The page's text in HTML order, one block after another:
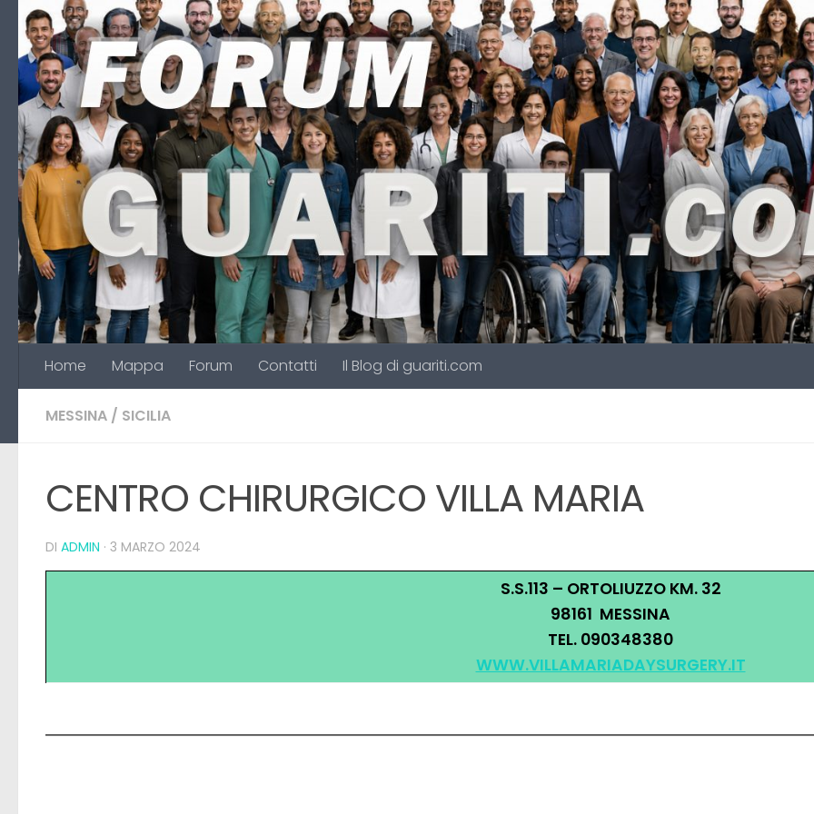
Salta al contenuto
Home Mappa Forum Contatti Il Blog di guariti.com
MESSINA / SICILIA
CENTRO CHIRURGICO VILLA MARIA
DI ADMIN · 3 MARZO 2024
S.S.113 – ORTOLIUZZO KM. 32
98161 MESSINA
TEL. 090348380
WWW.VILLAMARIADAYSURGERY.IT